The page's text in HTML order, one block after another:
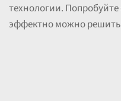
технологии. Попробуйте
эффектно можно